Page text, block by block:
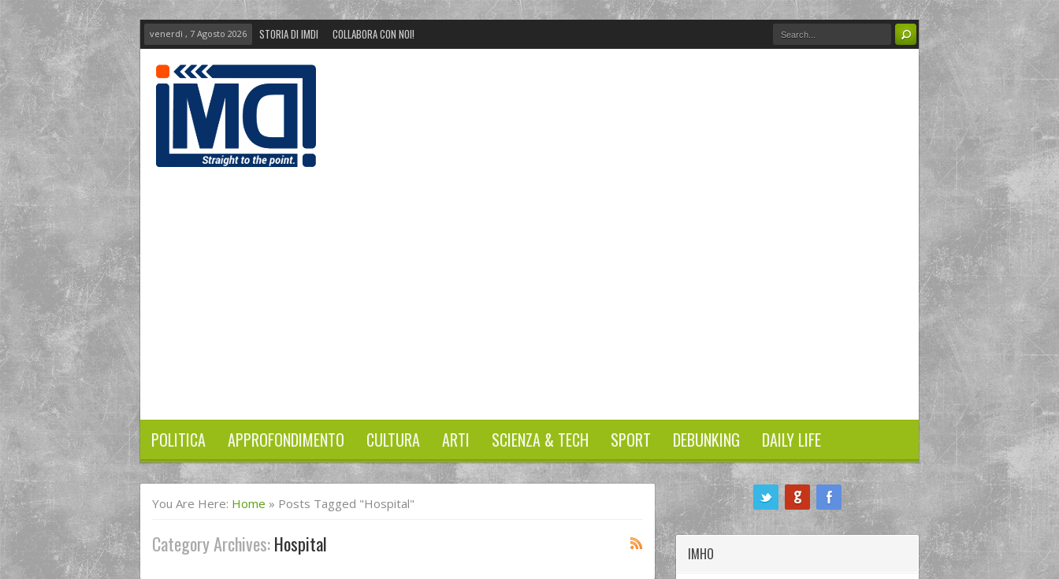
venerdì , 7 Agosto 2026 STORIA DI IMDI COLLABORA CON NOI!
POLITICA APPROFONDIMENTO CULTURA ARTI SCIENZA & TECH SPORT DEBUNKING DAILY LIFE
You Are Here: Home » Posts Tagged "Hospital"
Category Archives:Hospital IMHO